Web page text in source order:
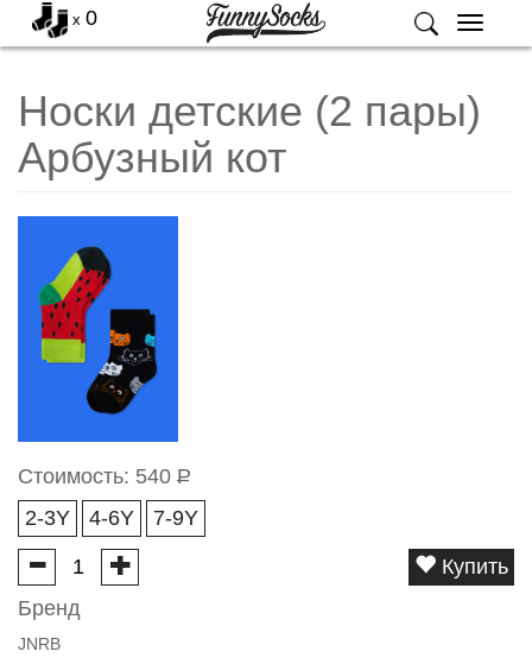
Меню
x 0
Носки детские (2 пары)
Арбузный кот
Стоимость: 540 Р
2-3Y
4-6Y 7-9Y
Купить
Бренд
JNRB